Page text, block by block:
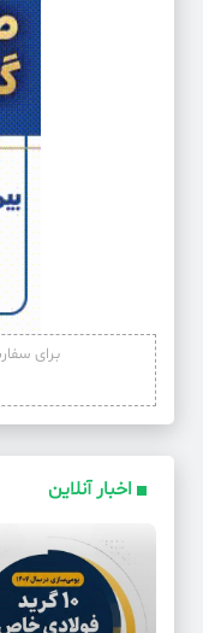
برای
اخبار آنلاین